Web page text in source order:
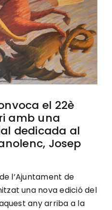
el 22è
amb una
dedicada al
Josep
l’Ajuntament de
una nova edició del
any arriba a la